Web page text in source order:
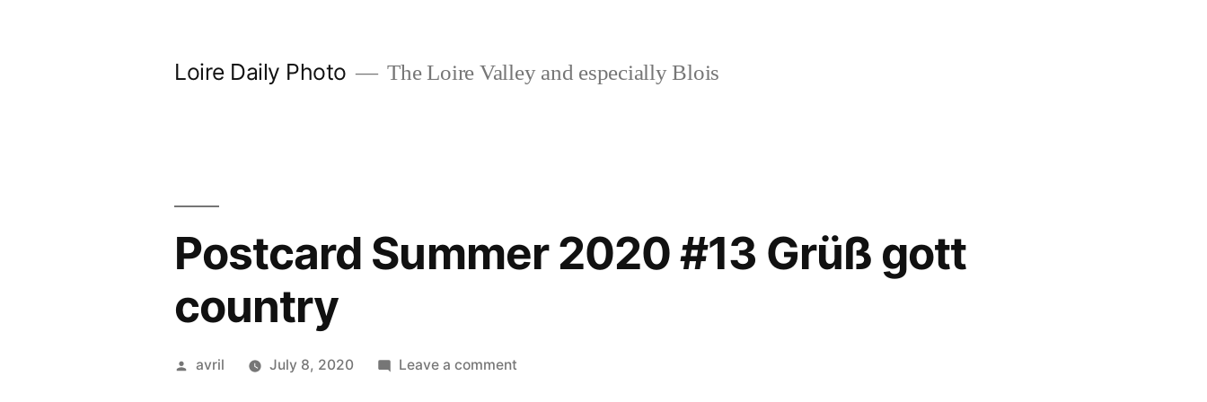
Loire Daily Photo The Loire Valley and especially Blois
Postcard Summer 2020 #13 Grüß gott
country
Posted
avril July 8, 2020 Leave a commenton